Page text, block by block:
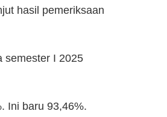
hasil pemeriksaan
semester I 2025
Ini baru 93,46%.